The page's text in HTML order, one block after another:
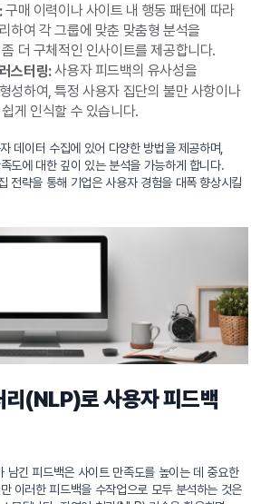
구매 이력이나 사이트 내 행동 패턴에 따라
하여 각 그룹에 맞춘 맞춤형 분석을
더 구체적인 인사이트를 제공합니다.
스터링:사용자 피드백의 유사성을
성하여, 특정 사용자 집단의 불만 사항이나
게 인식할 수 있습니다.
데이터 수집에 있어 다양한 방법을 제공하며,
도에 대한 깊이 있는 분석을 가능하게 합니다.
전략을 통해 기업은 사용자 경험을 대폭 향상시킬
리(NLP)로 사용자 피드백
남긴 피드백은 사이트 만족도를 높이는 데 중요한
이러한 피드백을 수작업으로 모두 분석하는 것은